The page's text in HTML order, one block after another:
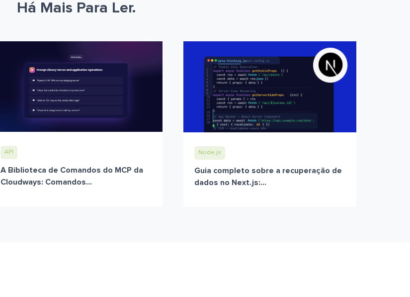
Há Mais Para Ler.
API
A Biblioteca de Comandos do MCP da
Cloudways: Comandos...
Node.js
Guia completo sobre a recuperação de
dados no Next.js:...